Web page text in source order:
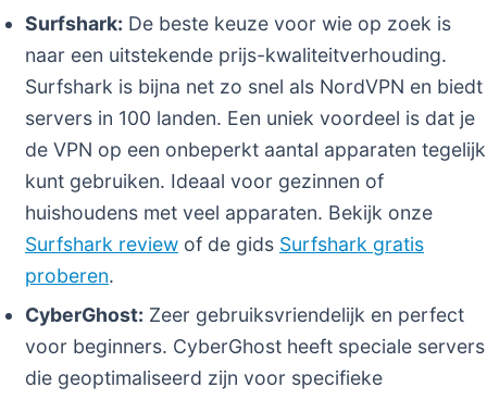
Surfshark: De beste keuze voor wie op zoek is
naar een uitstekende prijs-kwaliteitverhouding.
Surfshark is bijna net zo snel als NordVPN en biedt
servers in 100 landen. Een uniek voordeel is dat je
de VPN op een onbeperkt aantal apparaten tegelijk
kunt gebruiken. Ideaal voor gezinnen of
huishoudens met veel apparaten. Bekijk onze
Surfshark reviewof de gids Surfshark gratis
proberen.
CyberGhost: Zeer gebruiksvriendelijk en perfect
voor beginners. CyberGhost heeft speciale servers
die geoptimaliseerd zijn voor specifieke